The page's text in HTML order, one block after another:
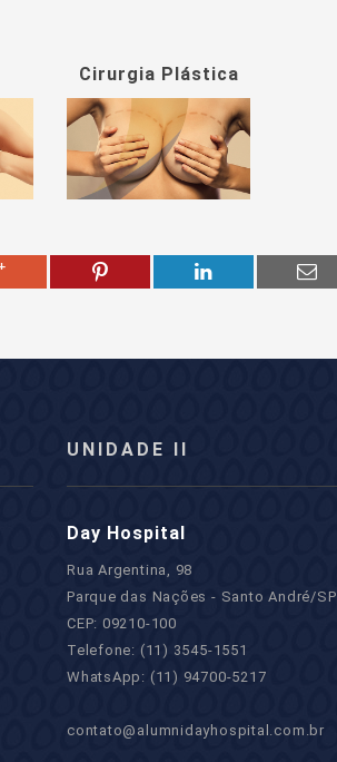
Cirurgia Plástica
UNIDADE II
Day Hospital
Rua Argentina, 98
Parque das Nações - Santo André/SP
CEP: 09210-100
Telefone: (11) 3545-1551
WhatsApp: (11) 94700-5217
contato@alumnidayhospital.com.br